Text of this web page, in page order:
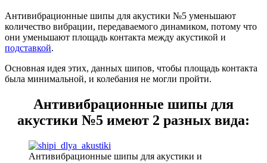
Антивибрационные шипы для акустики №5 уменьшают
количество вибрации, передаваемого динамиком, потому что
они уменьшают площадь контакта между акустикой и
подставкой.
Основная идея этих, данных шипов, чтобы площадь контакта
была минимальной, и колебания не могли пройти.
Антивибрационные шипы для
акустики №5 имеют 2 разных вида:
Антивибрационные шипы для акустики и